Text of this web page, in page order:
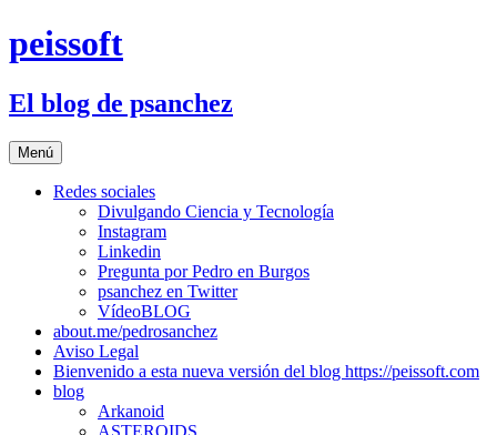
Saltar
al
peissoft
El blog de psanchez
Menú
Redes sociales
Divulgando Ciencia y Tecnología
Instagram
Linkedin
Pregunta por Pedro en Burgos
psanchez en Twitter
VídeoBLOG
about.me/pedrosanchez
Aviso Legal
Bienvenido a esta nueva versión del blog https://peissoft.com
blog
Arkanoid
ASTEROIDS